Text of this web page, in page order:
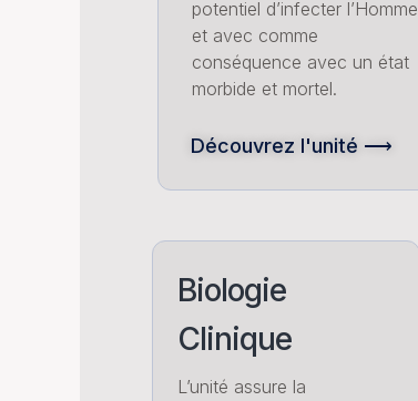
potentiel d’infecter l’Homme
et avec comme
conséquence avec un état
morbide et mortel.
Découvrez l'unité ⟶
Biologie
Clinique
L’unité assure la